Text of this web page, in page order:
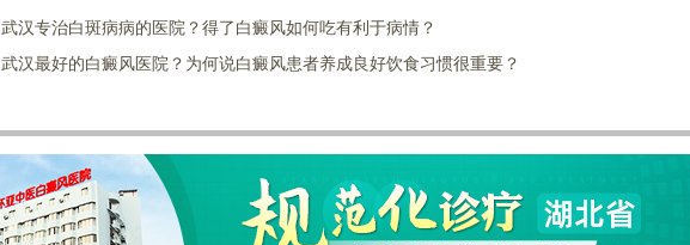
武汉专治白斑病病的医院？得了白癜风如何吃有利于病情？
武汉最好的白癜风医院？为何说白癜风患者养成良好饮食习惯很重要？